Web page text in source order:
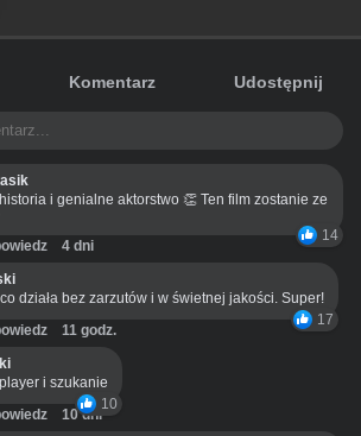
Komentarz Udostępnij
i genialne aktorstwo 👏 Ten film zostanie ze
14
4 dni
działa bez zarzutów i w świetnej jakości. Super!
17
11 godz.
i szukanie
10
10 dni